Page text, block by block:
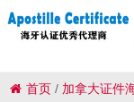
首页 / 加拿大证件